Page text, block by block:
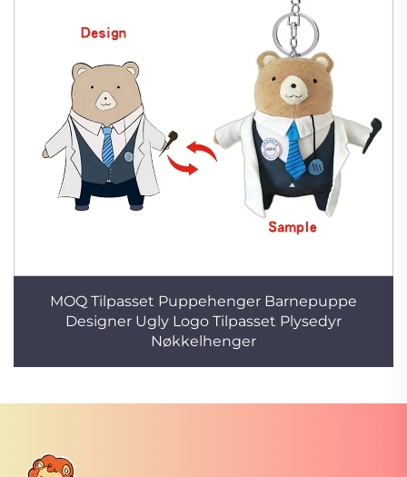
MOQ Tilpasset Puppehenger Barnepuppe
Designer Ugly Logo Tilpasset Plysedyr
Nøkkelhenger